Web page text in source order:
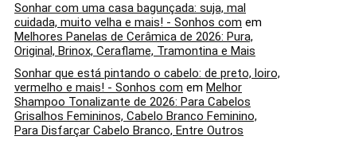
Automático
260W
220v
Elétrico
30W
110v
Sonhar com uma casa bagunçada: suja, mal
cuidada, muito velha e mais! - Sonhos com em
Melhores Panelas de Cerâmica de 2026: Pura,
Original, Brinox, Ceraflame, Tramontina e Mais
Sonhar que está pintando o cabelo: de preto, loiro,
vermelho e mais! - Sonhos com em Melhor
Shampoo Tonalizante de 2026: Para Cabelos
Grisalhos Femininos, Cabelo Branco Feminino,
Para Disfarçar Cabelo Branco, Entre Outros